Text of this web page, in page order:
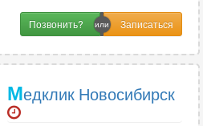
Позвонить?
Медклик Новосибирск